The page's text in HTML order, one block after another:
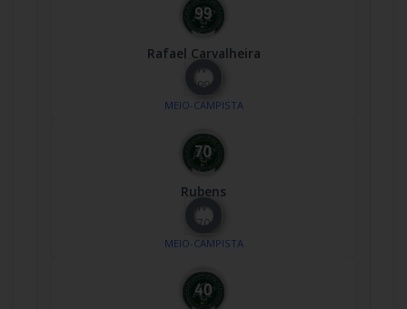
Rafael Carvalheira
Nº
99
MEIO-CAMPISTA
Rubens
Nº
70
MEIO-CAMPISTA